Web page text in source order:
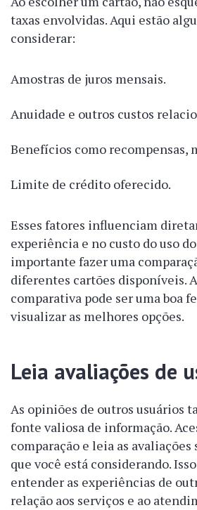
taxas envolvidas. Aqui estão
considerar:
Amostras de juros mensais.
Anuidade e outros custos
Benefícios como recompensas,
Limite de crédito oferecido.
Esses fatores influenciam
experiência e no custo do uso
importante fazer uma
diferentes cartões disponíveis.
comparativa pode ser uma boa
visualizar as melhores opções.
Leia avaliações de
As opiniões de outros usuários
fonte valiosa de informação.
comparação e leia as avaliações
que você está considerando.
entender as experiências de
relação aos serviços e ao